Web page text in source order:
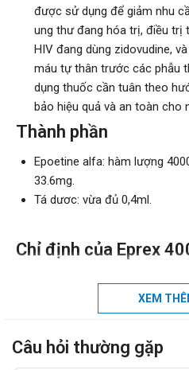
được sử dụng để giảm nhu
ung thư đang hóa trị, điều trị
HIV đang dùng zidovudine,
máu tự thân trước các phẫu
dụng thuốc cần tuân theo
bảo hiệu quả và an toàn cho
Thành phần
Epoetine alfa: hàm lượng
33.6mg.
Tá dươc: vừa đủ 0,4ml.
Chỉ định của Eprex
Hỗ trợ điều trị và dự phòng
máu ở bệnh nhân ung thư.
Hỗ trợ điều trị cho bệnh nhân
XEM
Câu hỏi thường gặp